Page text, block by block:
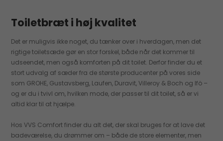
Toiletbræt i høj kvalitet
Det er muligvis ikke noget, du tænker over i hverdagen, men det
rigtige toiletsæde gør en stor forskel, både når det kommer til
udseendet, men også komforten på dit toilet. Derfor finder du et
stort udvalg af sæder fra de største producenter på vores side
som GROHE, Gustavsberg, Laufen, Duravit, Villeroy & Boch og Ifö –
og er du i tvivl om, hvilken mode, der passer til dit toilet, så er vi
altid klar til at hjælpe.
Hos VVS Comfort finder du alt det, der skal bruges for at lave det
badeværelse, du drømmer om – både de store elementer, men